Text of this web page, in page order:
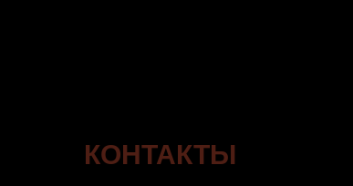
КОНТАКТЫ